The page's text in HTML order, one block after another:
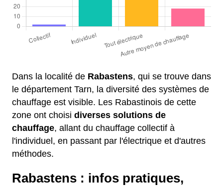
Dans la localité de Rabastens, qui se trouve dans
le département Tarn, la diversité des systèmes de
chauffage est visible. Les Rabastinois de cette
zone ont choisi diverses solutions de
chauffage, allant du chauffage collectif à
l'individuel, en passant par l'électrique et d'autres
méthodes.
Rabastens : infos pratiques,